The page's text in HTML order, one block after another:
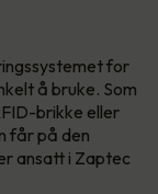
for
å bruke. Som
brikke eller
får på den
ansatt i Zaptec